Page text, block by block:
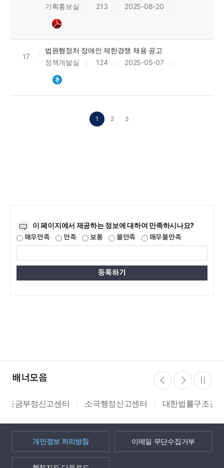
기획홍보실
213 2025-08-20
17
법원행정처 장애인 제한경쟁 채용 공고
정책개발실
124 2025-05-07
1 2 3
이 페이지에서 제공하는 정보에 대하여 만족하시나요?
매우만족 만족 보통 불만족 매우불만족
배너모음
소극행정신고센터 대한법률구조공단 쌀 밭 조건분리
개인정보 처리방침 이메일 무단수집거부